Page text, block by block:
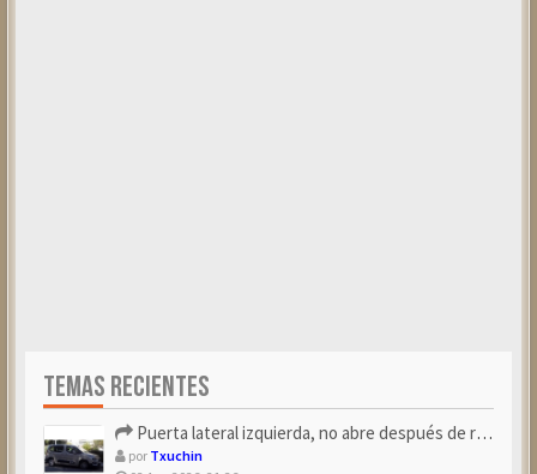
TEMAS RECIENTES
Puerta lateral izquierda, no abre después de repostar.
por Txuchin